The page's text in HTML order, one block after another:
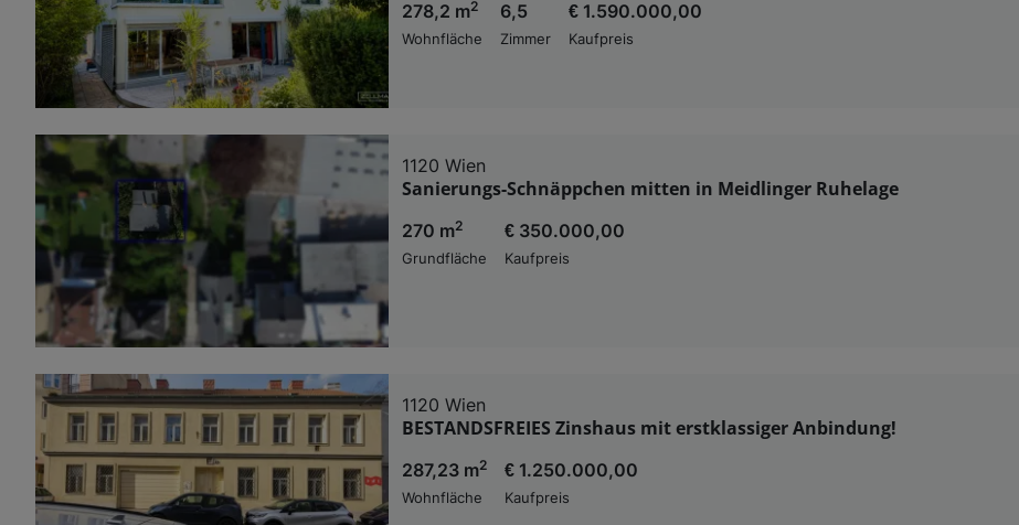
278,2 m2
Wohnfläche
6,5
Zimmer
€ 1.590.000,00
Kaufpreis
1120 Wien
Sanierungs-Schnäppchen mitten in Meidlinger Ruhelage
270 m2
Grundfläche
€ 350.000,00
Kaufpreis
1120 Wien
BESTANDSFREIES Zinshaus mit erstklassiger Anbindung!
287,23 m2
Wohnfläche
€ 1.250.000,00
Kaufpreis